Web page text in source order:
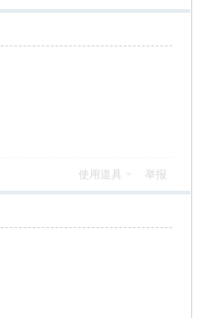
使用道具 举报